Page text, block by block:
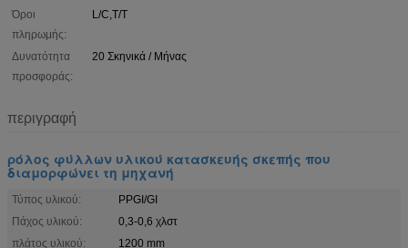
Όροι
πληρωμής:
L/C,T/T
Δυνατότητα
προσφοράς:
20 Σκηνικά / Μήνας
περιγραφή
ρόλος φύλλων υλικού κατασκευής σκεπής που
διαμορφώνει τη μηχανή
Τύπος υλικού:
PPGI/GI
Πάχος υλικού:
0,3-0,6 χλστ
πλάτος υλικού:
1200 mm